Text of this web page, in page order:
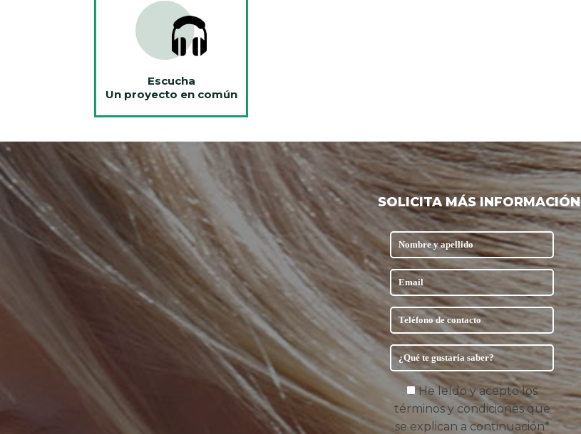
Escucha
Un proyecto en común
SOLICITA MÁS INFORMACIÓN
He leído y acepto los
términos y condiciones que
se explican a continuación*